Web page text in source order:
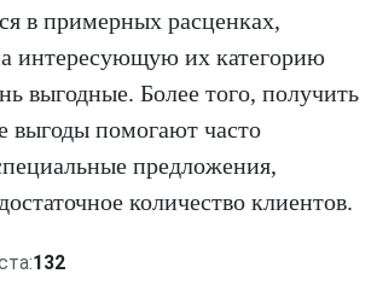
в примерных расценках,
интересующую их категорию
выгодные. Более того, получить
выгоды помогают часто
предложения,
количество клиентов.
132